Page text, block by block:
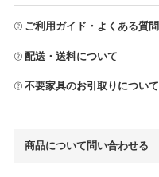
ご利用ガイド・よくある質問
配送・送料について
不要家具のお引取りについて
商品について問い合わせる